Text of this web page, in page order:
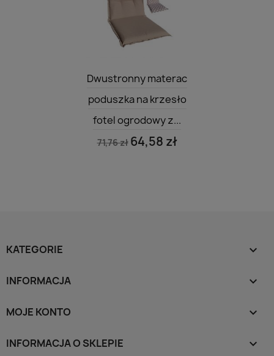
Dwustronny materac
poduszka na krzesło
fotel ogrodowy z...
71,76 zł 64,58 zł
KATEGORIE 
INFORMACJA 
MOJE KONTO 
INFORMACJA O SKLEPIE keyboard_arrow_down